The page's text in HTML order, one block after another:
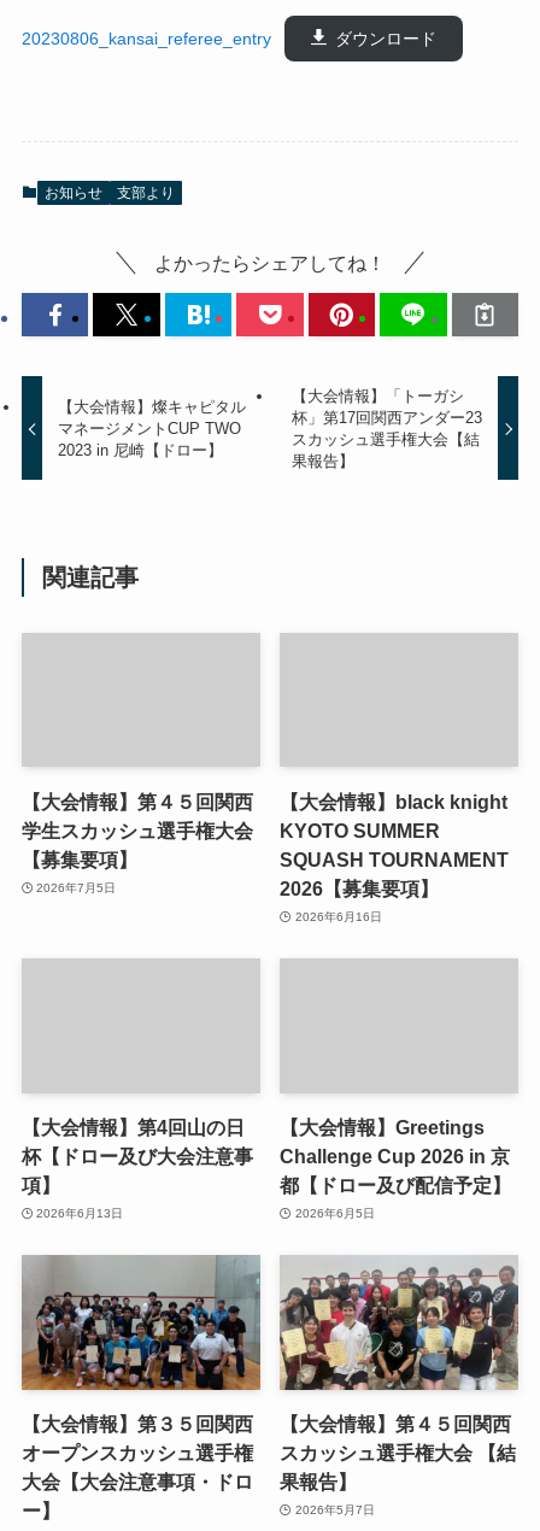
20230806_kansai_referee_entry ダウンロード
お知らせ 支部より
よかったらシェアしてね！
【大会情報】燦キャピタル
マネージメントCUP TWO
2023 in 尼崎【ドロー】
【大会情報】「トーガシ
杯」第17回関西アンダー23
スカッシュ選手権大会【結
果報告】
関連記事
【大会情報】第４５回関西
学生スカッシュ選手権大会
【募集要項】
2026年7月5日
【大会情報】black knight
KYOTO SUMMER
SQUASH TOURNAMENT
2026【募集要項】
2026年6月16日
【大会情報】第4回山の日
杯【ドロー及び大会注意事
項】
2026年6月13日
【大会情報】Greetings
Challenge Cup 2026 in 京
都【ドロー及び配信予定】
2026年6月5日
【大会情報】第３５回関西
オープンスカッシュ選手権
大会【大会注意事項・ドロ
ー】
【大会情報】第４５回関西
スカッシュ選手権大会 【結
果報告】
2026年5月7日